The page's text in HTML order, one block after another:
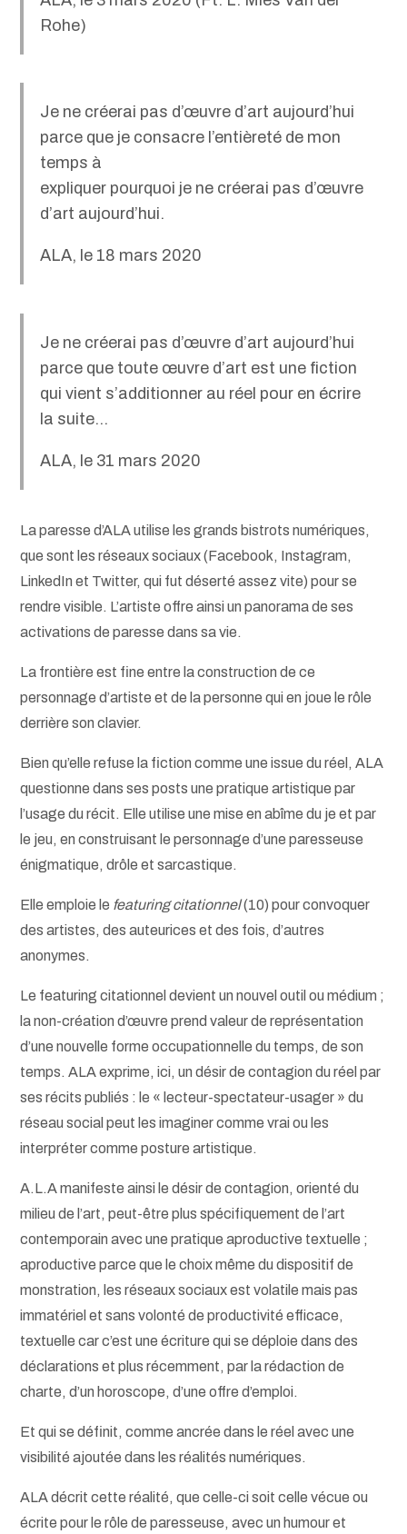
Rohe)
Je ne créerai pas d’œuvre d’art aujourd’hui
parce que je consacre l’entièreté de mon
temps à
expliquer pourquoi je ne créerai pas d’œuvre
d’art aujourd’hui.
ALA, le 18 mars 2020
Je ne créerai pas d’œuvre d’art aujourd’hui
parce que toute œuvre d’art est une fiction
qui vient s’additionner au réel pour en écrire
la suite…
ALA, le 31 mars 2020
La paresse d’ALA utilise les grands bistrots numériques,
que sont les réseaux sociaux (Facebook, Instagram,
LinkedIn et Twitter, qui fut déserté assez vite) pour se
rendre visible. L’artiste offre ainsi un panorama de ses
activations de paresse dans sa vie.
La frontière est fine entre la construction de ce
personnage d’artiste et de la personne qui en joue le rôle
derrière son clavier.
Bien qu’elle refuse la fiction comme une issue du réel, ALA
questionne dans ses posts une pratique artistique par
l’usage du récit. Elle utilise une mise en abîme du je et par
le jeu, en construisant le personnage d’une paresseuse
énigmatique, drôle et sarcastique.
Elle emploie le featuring citationnel(10) pour convoquer
des artistes, des auteurices et des fois, d’autres
anonymes.
Le featuring citationnel devient un nouvel outil ou médium ;
la non-création d’œuvre prend valeur de représentation
d’une nouvelle forme occupationnelle du temps, de son
temps. ALA exprime, ici, un désir de contagion du réel par
ses récits publiés : le « lecteur-spectateur-usager » du
réseau social peut les imaginer comme vrai ou les
interpréter comme posture artistique.
A.L.A manifeste ainsi le désir de contagion, orienté du
milieu de l’art, peut-être plus spécifiquement de l’art
contemporain avec une pratique aproductive textuelle ;
aproductive parce que le choix même du dispositif de
monstration, les réseaux sociaux est volatile mais pas
immatériel et sans volonté de productivité efficace,
textuelle car c’est une écriture qui se déploie dans des
déclarations et plus récemment, par la rédaction de
charte, d’un horoscope, d’une offre d’emploi.
Et qui se définit, comme ancrée dans le réel avec une
visibilité ajoutée dans les réalités numériques.
ALA décrit cette réalité, que celle-ci soit celle vécue ou
écrite pour le rôle de paresseuse, avec un humour et